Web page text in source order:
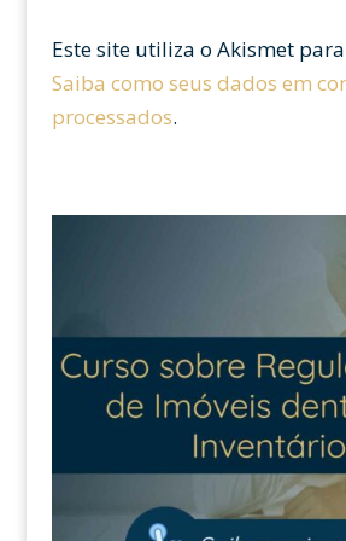
Este site utiliza o Akismet
Saiba como seus dados em
processados.